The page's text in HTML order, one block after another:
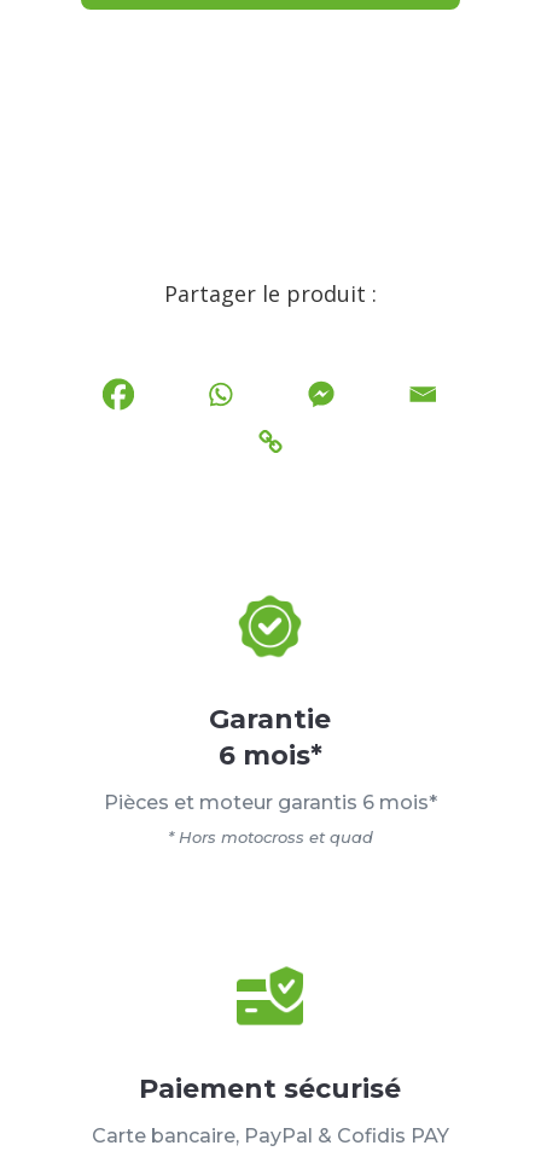
Partager le produit :
Garantie
6 mois*
Pièces et moteur garantis 6 mois*
* Hors motocross et quad
Paiement sécurisé
Carte bancaire, PayPal & Cofidis PAY